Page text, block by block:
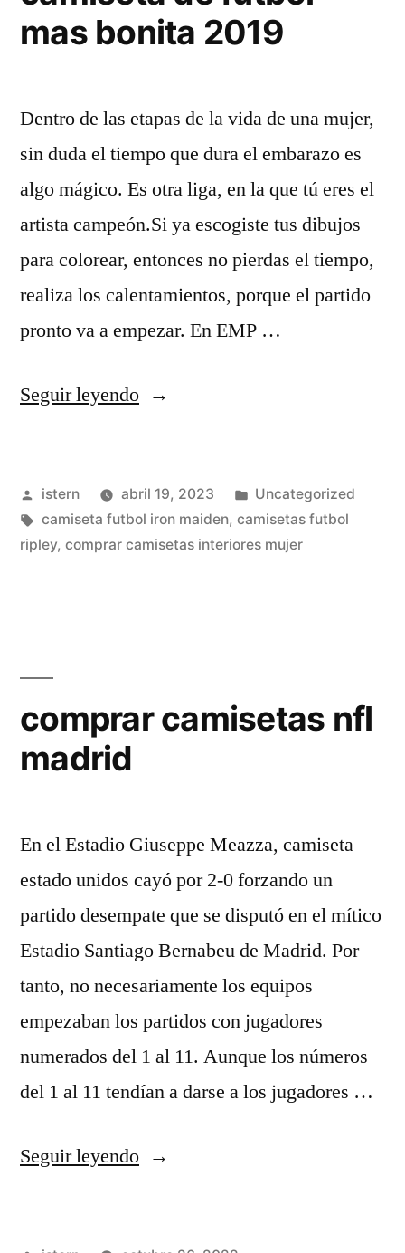
mas bonita 2019
Dentro de las etapas de la vida de una mujer,
sin duda el tiempo que dura el embarazo es
algo mágico. Es otra liga, en la que tú eres el
artista campeón.Si ya escogiste tus dibujos
para colorear, entonces no pierdas el tiempo,
realiza los calentamientos, porque el partido
pronto va a empezar. En EMP …
Seguir leyendo«camiseta
mas
bonita
Publicado
por
istern abril 19, 2023
Publicado
en
Uncategorized
Etiquetas:
camiseta futbol iron maiden, camisetas futbol
ripley, comprar camisetas interiores mujer
comprar camisetas nfl
madrid
En el Estadio Giuseppe Meazza, camiseta
estado unidos cayó por 2-0 forzando un
partido desempate que se disputó en el mítico
Estadio Santiago Bernabeu de Madrid. Por
tanto, no necesariamente los equipos
empezaban los partidos con jugadores
numerados del 1 al 11. Aunque los números
del 1 al 11 tendían a darse a los jugadores …
Seguir leyendo«comprar